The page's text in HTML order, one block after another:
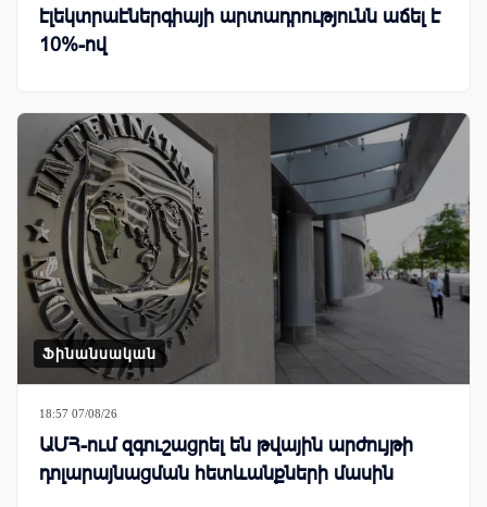
էլեկտրաէներգիայի արտադրությունն աճել է
10%-ով
Ֆինանսական
18:57 07/08/26
ԱՄՀ-ում զգուշացրել են թվային արժույթի
դոլարայնացման հետևանքների մասին